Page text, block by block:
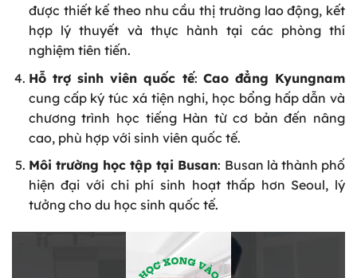
được thiết kế theo nhu cầu thị trường lao động, kết
hợp lý thuyết và thực hành tại các phòng thí
nghiệm tiên tiến.
Hỗ trợ sinh viên quốc tế: Cao đẳng Kyungnam
cung cấp ký túc xá tiện nghi, học bổng hấp dẫn và
chương trình học tiếng Hàn từ cơ bản đến nâng
cao, phù hợp với sinh viên quốc tế.
Môi trường học tập tại Busan: Busan là thành phố
hiện đại với chi phí sinh hoạt thấp hơn Seoul, lý
tưởng cho du học sinh quốc tế.